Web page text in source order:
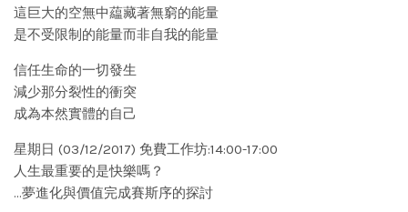
這巨大的空無中藴藏著無窮的能量
是不受限制的能量而非自我的能量
信任生命的一切發生
減少那分裂性的衝突
成為本然實體的自己
星期日 (03/12/2017) 免費工作坊:14:00-17:00
人生最重要的是快樂嗎？
…夢進化與價值完成賽斯序的探討